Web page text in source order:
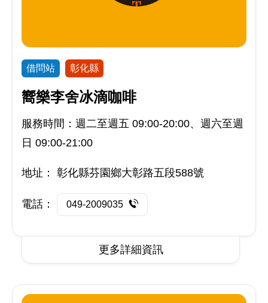
借問站 彰化縣
嚮樂李舍冰滴咖啡
服務時間：週二至週五 09:00-20:00、週六至週
日 09:00-21:00
地址： 彰化縣芬園鄉大彰路五段588號
電話： 049-2009035
更多詳細資訊